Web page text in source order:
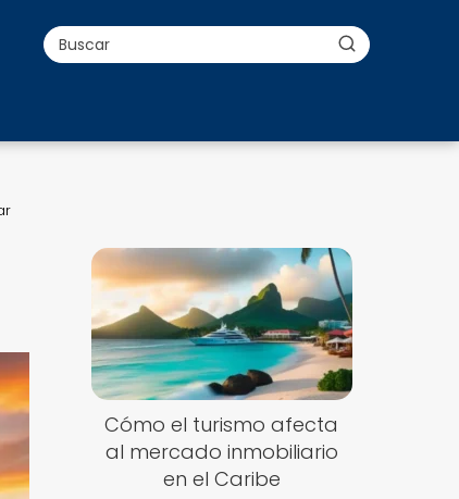
Cómo el turismo afecta
al mercado inmobiliario
en el Caribe